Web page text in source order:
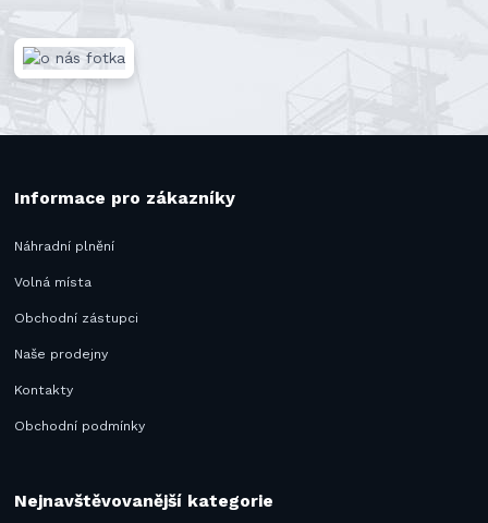
Informace pro zákazníky
Náhradní plnění
Volná místa
Obchodní zástupci
Naše prodejny
Kontakty
Obchodní podmínky
Nejnavštěvovanější kategorie